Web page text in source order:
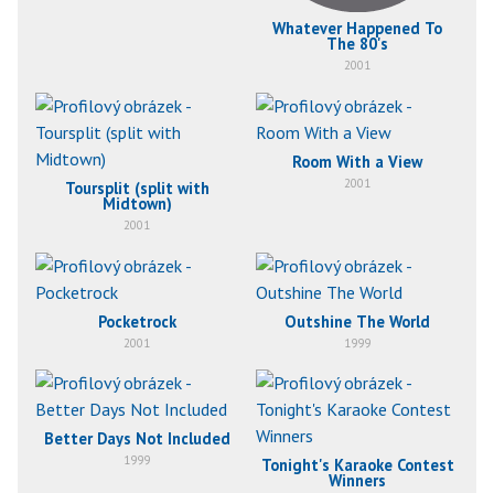
Whatever Happened To
The 80's
2001
Toursplit (split with
Midtown)
2001
Room With a View
2001
Pocketrock
2001
Outshine The World
1999
Better Days Not Included
1999 Tonight's Karaoke Contest
Winners